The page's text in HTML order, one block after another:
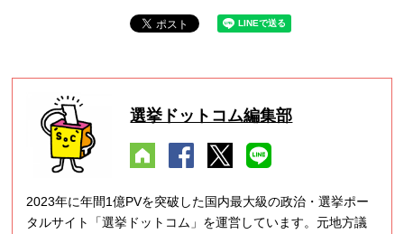
選挙ドットコム編集部
2023年に年間1億PVを突破した国内最大級の政治・選挙ポー
タルサイト「選挙ドットコム」を運営しています。元地方議